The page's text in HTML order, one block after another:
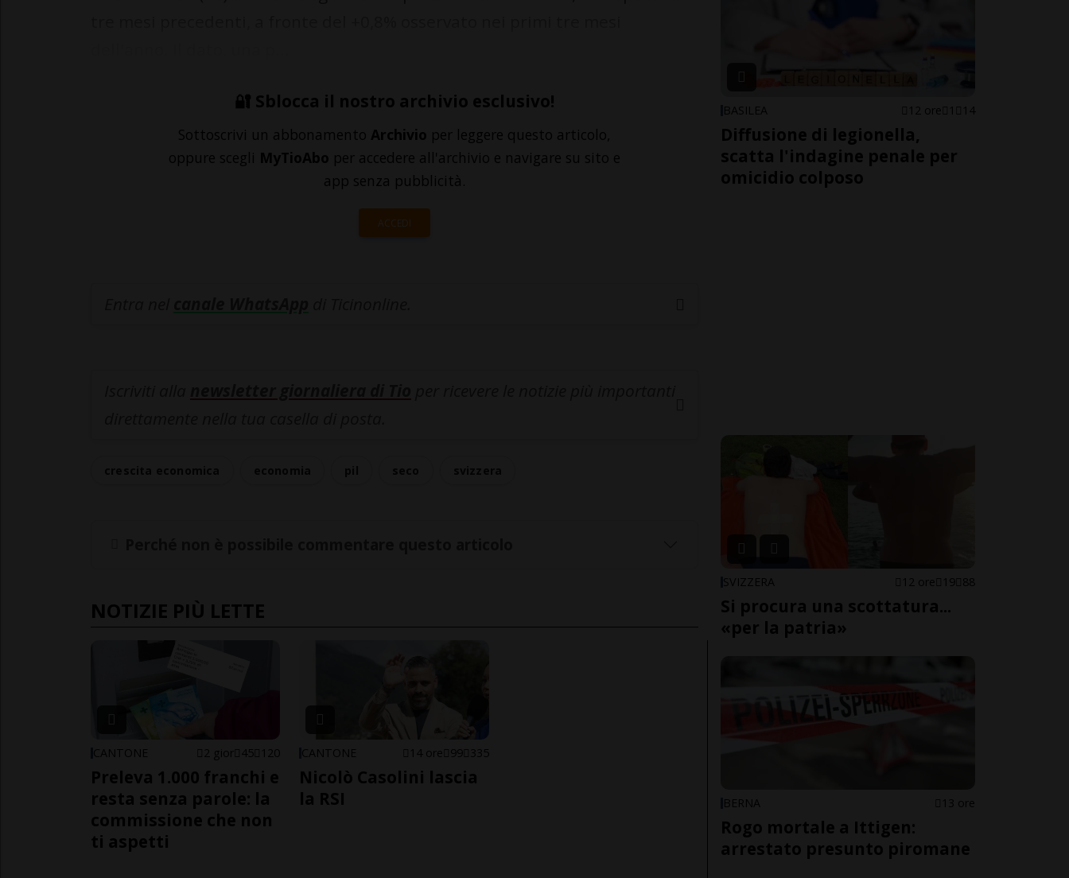
🔐 Sblocca il nostro archivio esclusivo!
Sottoscrivi un abbonamento Archivio per leggere questo articolo,
oppure scegli MyTioAbo per accedere all'archivio e navigare su sito e
app senza pubblicità.
ACCEDI
NOTIZIE PIÙ LETTE
CANTONE 2 gior 45 120
Preleva 1.000 franchi e
resta senza parole: la
commissione che non
ti aspetti
CANTONE 14 ore 99 335
Nicolò Casolini lascia
la RSI
BASILEA 12 ore 1 14
Diffusione di legionella,
scatta l'indagine penale per
omicidio colposo
SVIZZERA 12 ore 19 88
Si procura una scottatura...
«per la patria»
BERNA 13 ore
Rogo mortale a Ittigen:
arrestato presunto piromane